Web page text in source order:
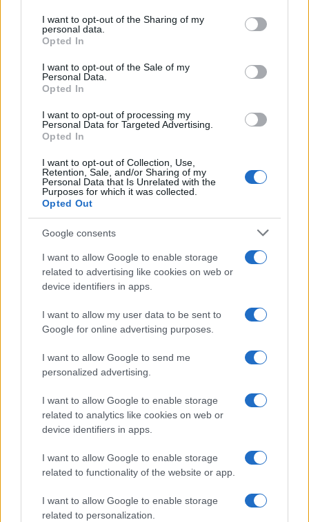
I want to opt-out of the Sharing of my
personal data.
Opted In
I want to opt-out of the Sale of my
Personal Data.
Opted In
I want to opt-out of processing my
Personal Data for Targeted Advertising.
Opted In
I want to opt-out of Collection, Use,
Retention, Sale, and/or Sharing of my
Personal Data that Is Unrelated with the
Purposes for which it was collected.
Opted Out
Google consents
I want to allow Google to enable storage
related to advertising like cookies on web or
device identifiers in apps.
I want to allow my user data to be sent to
Google for online advertising purposes.
I want to allow Google to send me
personalized advertising.
I want to allow Google to enable storage
related to analytics like cookies on web or
device identifiers in apps.
I want to allow Google to enable storage
related to functionality of the website or app.
I want to allow Google to enable storage
related to personalization.
SHOW
17.10.25. 12:18
Haris Džinović se oglasio o vjeridbi bivše supruge,
Saznaj više